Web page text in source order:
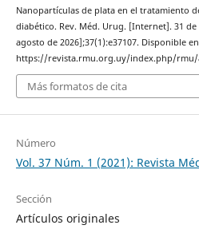
Nanopartículas de plata en el tratamiento
diabético. Rev. Méd. Urug. [Internet]. 31
agosto de 2026];37(1):e37107. Disponible
https://revista.rmu.org.uy/index.php/
Más formatos de cita
Número
Vol. 37 Núm. 1 (2021): Revista
Sección
Artículos originales